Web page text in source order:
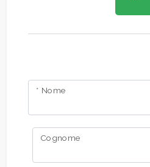
* Nome
Cognome